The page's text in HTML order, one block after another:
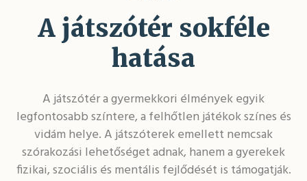
A játszótér sokféle
hatása
A játszótér a gyermekkori élmények egyik
legfontosabb színtere, a felhőtlen játékok színes és
vidám helye. A játszóterek emellett nemcsak
szórakozási lehetőséget adnak, hanem a gyerekek
fizikai, szociális és mentális fejlődését is támogatják.